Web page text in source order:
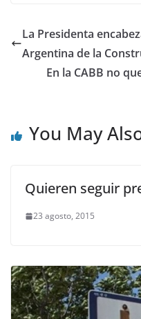
La Presidenta
Argentina de la
En la CABB no
You May
Quieren seguir
23 agosto, 2015